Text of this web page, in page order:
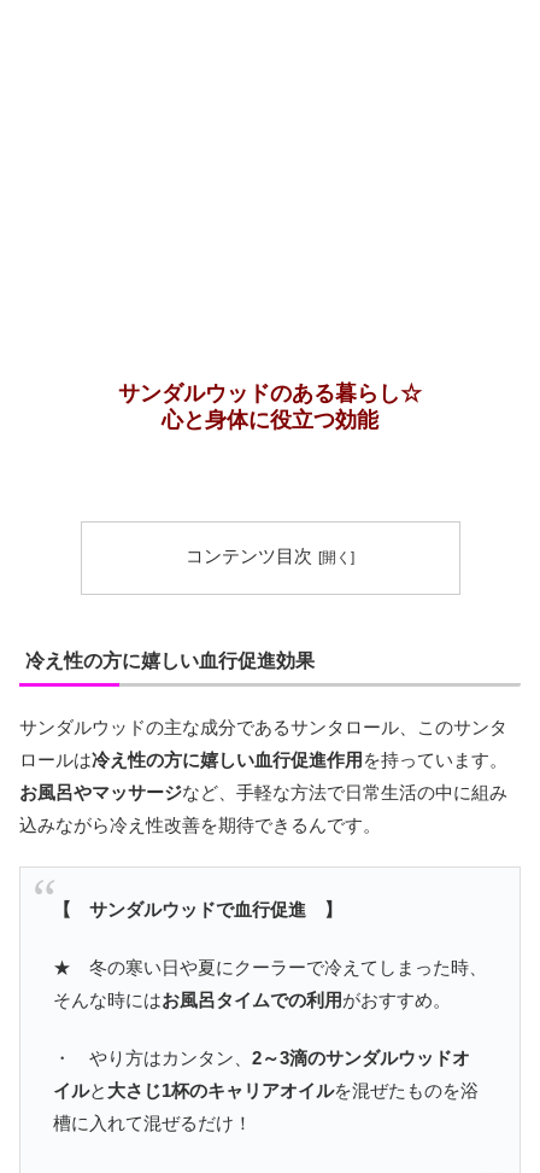
サンダルウッドのある暮らし☆
心と身体に役立つ効能
コンテンツ目次
冷え性の方に嬉しい血行促進効果
サンダルウッドの主な成分であるサンタロール、このサンタ
ロールは冷え性の方に嬉しい血行促進作用 を持っています。
お風呂やマッサージなど、手軽な方法で日常生活の中に組み
込みながら冷え性改善を期待できるんです。
【 サンダルウッドで血行促進 】
★ 冬の寒い日や夏にクーラーで冷えてしまった時、
そんな時にはお風呂タイムでの利用がおすすめ。
・ やり方はカンタン、 2～3滴のサンダルウッドオ
イルと 大さじ1杯のキャリアオイルを混ぜたものを浴
槽に入れて混ぜるだけ！